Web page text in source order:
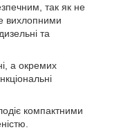
так як не
вихлопними
та
а окремих
компактними